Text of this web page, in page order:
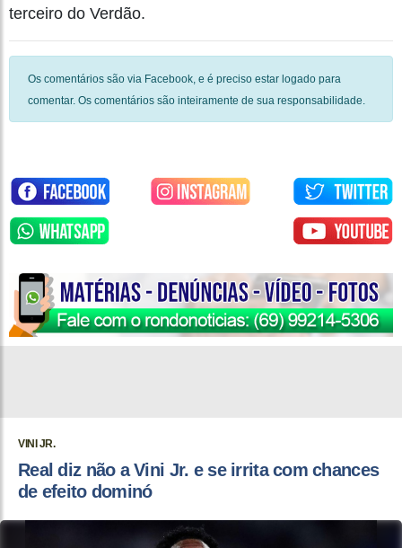
terceiro do Verdão.
Os comentários são via Facebook, e é preciso estar logado para
comentar. Os comentários são inteiramente de sua responsabilidade.
VINI JR.
Real diz não a Vini Jr. e se irrita com chances
de efeito dominó